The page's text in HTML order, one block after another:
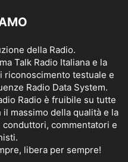
della Radio.
Talk Radio Italiana e la
riconoscimento testuale e
Radio Data System.
Radio è fruibile su tutte
massimo della qualità e la
commentatori e
libera per sempre!